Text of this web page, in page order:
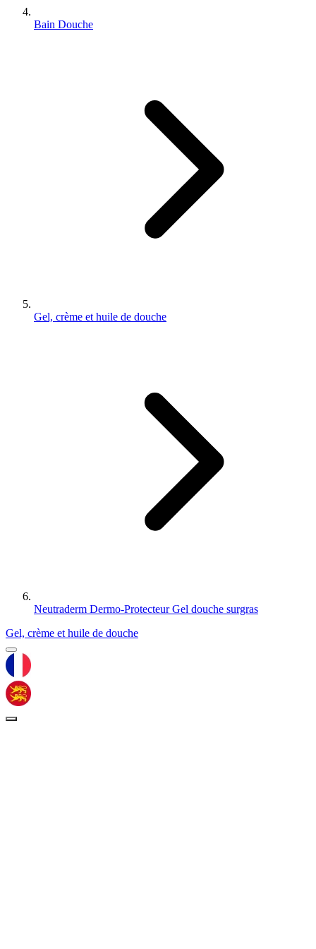
Bain Douche
Gel, crème et huile de douche
Neutraderm Dermo-Protecteur Gel douche surgras
Gel, crème et huile de douche